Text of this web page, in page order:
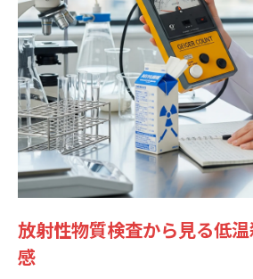
放射性物質検査から見る低
感